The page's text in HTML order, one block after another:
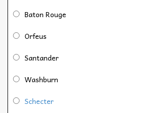
Baton Rouge
Orfeus
Santander
Washburn
Schecter